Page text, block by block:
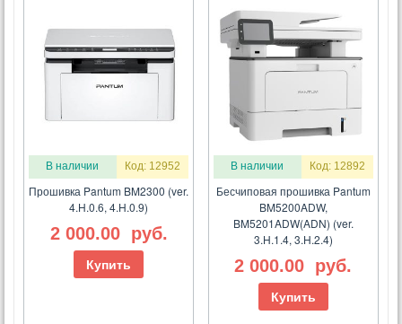
В наличии Код: 12952
Прошивка Pantum BM2300 (ver.
4.H.0.6, 4.H.0.9)
2 000.00 руб.
Купить
В наличии Код: 12892
Бесчиповая прошивка Pantum
BM5200ADW,
BM5201ADW(ADN) (ver.
3.H.1.4, 3.H.2.4)
2 000.00 руб.
Купить